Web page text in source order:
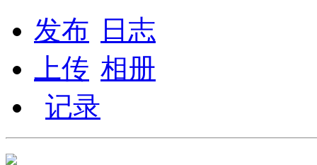
发布
日志
上传 相册
记录